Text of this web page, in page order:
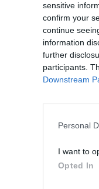
sensitive
confirm your
continue
information
further
participants.
Downstream
Personal
I want to
Opted In
ο